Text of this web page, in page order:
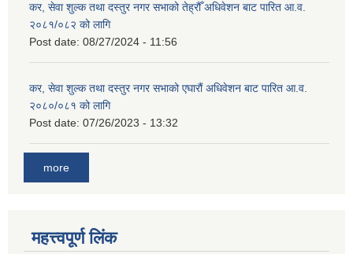
कर, सेवा शुल्क तथा दस्तुर नगर सभाको तेह्रौँ अधिवेशन बाट पारित आ.व.
२०८१/०८२ को लागि
Post date: 08/27/2024 - 11:56
कर, सेवा शुल्क तथा दस्तुर नगर सभाको एघारौं अधिवेशन बाट पारित आ.व.
२०८०/०८१ को लागि
Post date: 07/26/2023 - 13:32
more
महत्त्वपूर्ण लिंक